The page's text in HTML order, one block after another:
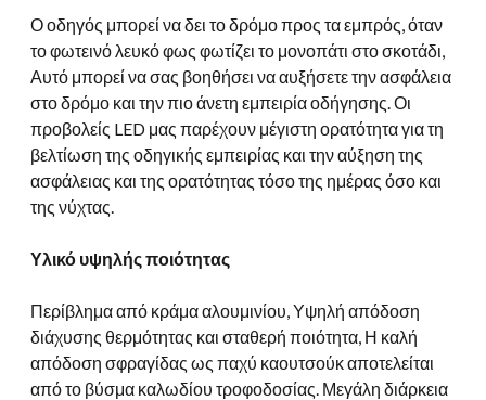
Ο οδηγός μπορεί να δει το δρόμο προς τα εμπρός, όταν
το φωτεινό λευκό φως φωτίζει το μονοπάτι στο σκοτάδι,
Αυτό μπορεί να σας βοηθήσει να αυξήσετε την ασφάλεια
στο δρόμο και την πιο άνετη εμπειρία οδήγησης. Οι
προβολείς LED μας παρέχουν μέγιστη ορατότητα για τη
βελτίωση της οδηγικής εμπειρίας και την αύξηση της
ασφάλειας και της ορατότητας τόσο της ημέρας όσο και
της νύχτας.
Υλικό υψηλής ποιότητας
Περίβλημα από κράμα αλουμινίου, Υψηλή απόδοση
διάχυσης θερμότητας και σταθερή ποιότητα, Η καλή
απόδοση σφραγίδας ως παχύ καουτσούκ αποτελείται
από το βύσμα καλωδίου τροφοδοσίας. Μεγάλη διάρκεια